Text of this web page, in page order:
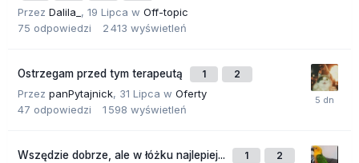
Przez Dalila_ , 19 Lipca w Off-topic
75 odpowiedzi 2 413 wyświetleń
Ostrzegam przed tym terapeutą 1 2
Przez panPytajnick, 31 Lipca w Oferty
47 odpowiedzi 1 598 wyświetleń
Wszędzie dobrze, ale w łóżku najlepiej... 1 2